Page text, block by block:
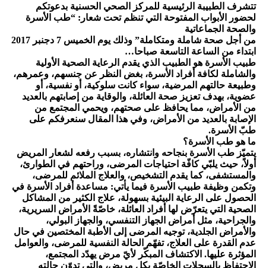
تتشرف الطبيبة الرئيسية للمركز الصحي الحسنية بدعوتكم
لحضور الأبواب المفتوحة التي تنظم تحت شعار: “طب الأسرة
والصحة الجماعاتية
من أجل صحة شاملة ومتكاملة” وذلك يوم الخميس 7 دجنبر 2017
ابتداء من الساعة التاسعة صباحا…
طبيب الأسرة هو الطبيب الذي يقدم الرعاية الصحية الأولية
والشاملة لكافة أفراد الأسرة، بغض النظر عن جنسهم، وعمرهم،
وطبيعة حالتهم المرضية، سواء كانت سلوكية، أو نفسية، أو
عضوية، بهدف تعزيز صحة العائلة، والوقاية من إصابتهم بالعديد
من الأمراض، مما يحافظ على صحتهم، ويحمي المجتمع من
الإصابة بالعديد من الأمراض، وفي هذا المقال سنعرفكم على
طبّ الأسرة.
ما هو طب الأسرة؟
يتميّز طب الأسرة بنجاحه وانتشاره، بسبب رفعه لشعار المريض
أولاً، حيث يلبّي كافّة احتياجات المرضى، وراحتهم في الطوارئ،
والمستشفى، كما يقدم التشخيص، والعلاج الملائم للمرضى،
وتكمن وظيفة طبيب الأسرة فيما يأتي: مساعدة أفراد الأسرة في
الحصول على الرعاية البيئية بسهولة، علاج الكثير من المشاكل
الصحية التي يتعرّض لها أفراد العائلة، خاصّةً الأمراض السريرية،
والجراحية، مثل أمراض الجهاز التنفسي، والجهاز البولي،
والأمراض الجلدية، توجيه المرضى إلى الأطبة المختصين في حال
عدم القدرة على العلاج، تفهّم الحالة النفسية للمرضى، والعوامل
المؤثرة عليها. الاكتشاف المبكّر لأيّ مرض يهدّد المجتمع،
الاحتفاظ بالسجلات الخاصّة بكل مريض، والتي تدوّن حالته